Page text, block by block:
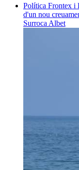
Política Frontex i
d'un nou
Surroca Albet